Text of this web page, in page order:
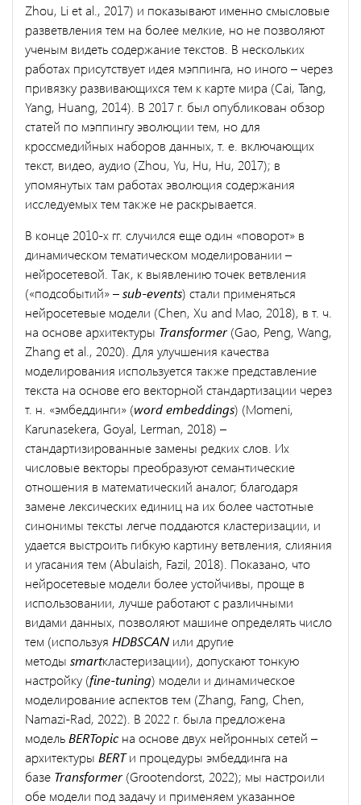
Zhou, Li et al., 2017) и показывают именно смысловые
разветвления тем на более мелкие, но не позволяют
ученым видеть содержание текстов. В нескольких
работах присутствует идея мэппинга, но иного – через
привязку развивающихся тем к карте мира (Cai, Tang,
Yang, Huang, 2014). В 2017 г. был опубликован обзор
статей по мэппингу эволюции тем, но для
кроссмедийных наборов данных, т. е. включающих
текст, видео, аудио (Zhou, Yu, Hu, Hu, 2017); в
упомянутых там работах эволюция содержания
исследуемых тем также не раскрывается.
В конце 2010-х гг. случился еще один «поворот» в
динамическом тематическом моделировании –
нейросетевой. Так, к выявлению точек ветвления
(«подсобытий» –sub-events) стали применяться
нейросетевые модели (Chen, Xu and Mao, 2018), в т. ч.
на основе архитектуры Transformer(Gao, Peng, Wang,
Zhang et al., 2020). Для улучшения качества
моделирования используется также представление
текста на основе его векторной стандартизации через
т. н. «эмбеддинги» (word embeddings) (Momeni,
Karunasekera, Goyal, Lerman, 2018) –
стандартизированные замены редких слов. Их
числовые векторы преобразуют семантические
отношения в математический аналог; благодаря
замене лексических единиц на их более частотные
синонимы тексты легче поддаются кластеризации, и
удается выстроить гибкую картину ветвления, слияния
и угасания тем (Abulaish, Fazil, 2018). Показано, что
нейросетевые модели более устойчивы, проще в
использовании, лучше работают с различными
видами данных, позволяют машине определять число
тем (используя HDBSCAN или другие
методы smartкластеризации), допускают тонкую
настройку (fine-tuning) модели и динамическое
моделирование аспектов тем (Zhang, Fang, Chen,
Namazi-Rad, 2022). В 2022 г. была предложена
модельBERTopic на основе двух нейронных сетей –
архитектуры BERTи процедуры эмбеддинга на
базе Transformer(Grootendorst, 2022); мы настроили
обе модели под задачу и применяем указанное